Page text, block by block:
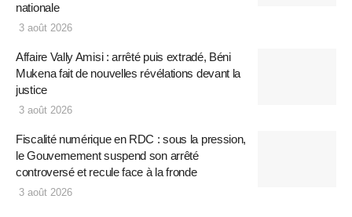
nationale
3 août 2026
Affaire Vally Amisi : arrêté puis extradé, Béni
Mukena fait de nouvelles révélations devant la
justice
3 août 2026
Fiscalité numérique en RDC : sous la pression,
le Gouvernement suspend son arrêté
controversé et recule face à la fronde
3 août 2026